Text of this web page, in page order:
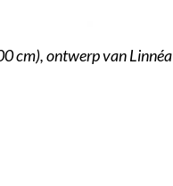
cm), ontwerp van Linnéa